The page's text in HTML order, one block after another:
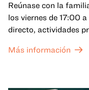
Reúnase con la
los viernes de 17:00
directo, actividades
exposiciones
Más información